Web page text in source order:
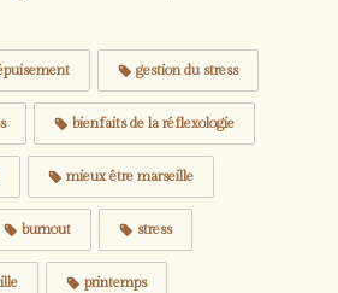
gestion du stress
bienfaits de la réflexologie
mieux être marseille
burnout stress
printemps